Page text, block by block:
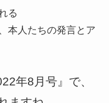
る
本人たちの発言とア
年8月号』で、